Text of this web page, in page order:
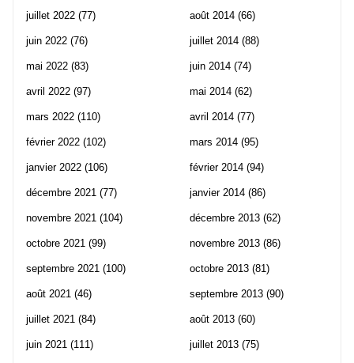
juillet 2022 (77)
juin 2022 (76)
mai 2022 (83)
avril 2022 (97)
mars 2022 (110)
février 2022 (102)
janvier 2022 (106)
décembre 2021 (77)
novembre 2021 (104)
octobre 2021 (99)
septembre 2021 (100)
août 2021 (46)
juillet 2021 (84)
juin 2021 (111)
août 2014 (66)
juillet 2014 (88)
juin 2014 (74)
mai 2014 (62)
avril 2014 (77)
mars 2014 (95)
février 2014 (94)
janvier 2014 (86)
décembre 2013 (62)
novembre 2013 (86)
octobre 2013 (81)
septembre 2013 (90)
août 2013 (60)
juillet 2013 (75)